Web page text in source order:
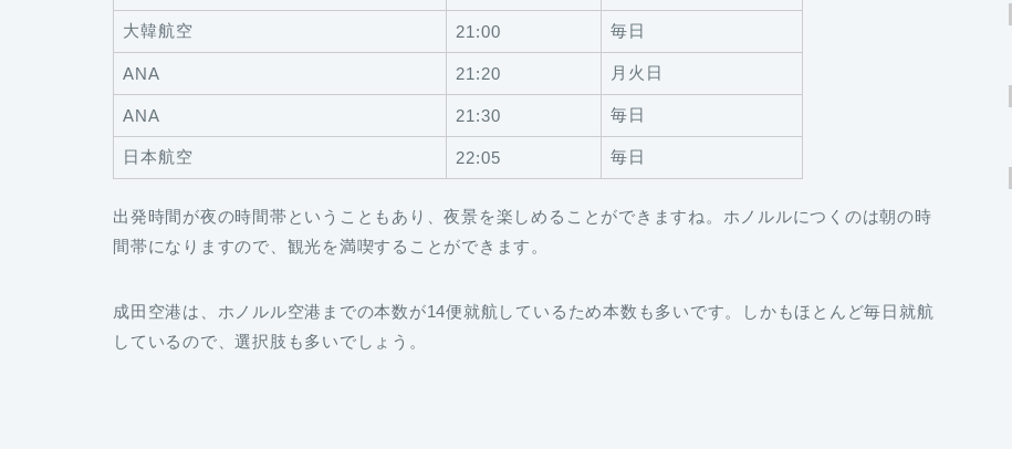
大韓航空 21:00 毎日
ANA 21:20 月火日
ANA 21:30 毎日
日本航空 22:05 毎日
出発時間が夜の時間帯ということもあり、夜景を楽しめることができますね。ホノルルにつくのは朝の時
間帯になりますので、観光を満喫することができます。
成田空港は、ホノルル空港までの本数が14便就航しているため本数も多いです。しかもほとんど毎日就航
しているので、選択肢も多いでしょう。